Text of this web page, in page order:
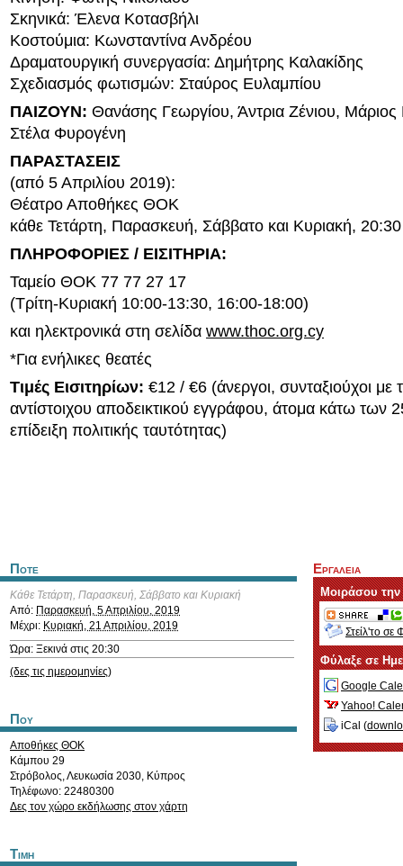
Σκηνικά: Έλενα Κοτασβήλι
Κοστούμια: Κωνσταντίνα Ανδρέου
Δραματουργική συνεργασία: Δημήτρης Καλακίδης
Σχεδιασμός φωτισμών: Σταύρος Ευλαμπίου
ΠΑΙΖΟΥΝ: Θανάσης Γεωργίου, Άντρια Ζένιου, Μάριος
Στέλα Φυρογένη
ΠΑΡΑΣΤΑΣΕΙΣ
(από 5 Απριλίου 2019):
Θέατρο Αποθήκες ΘΟΚ
κάθε Τετάρτη, Παρασκευή, Σάββατο και Κυριακή, 20:30
ΠΛΗΡΟΦΟΡΙΕΣ / ΕΙΣΙΤΗΡΙΑ:
Ταμείο ΘΟΚ 77 77 27 17
(Τρίτη-Κυριακή 10:00-13:30, 16:00-18:00)
και ηλεκτρονικά στη σελίδα www.thoc.org.cy
*Για ενήλικες θεατές
Τιμές Εισιτηρίων: €12 / €6 (άνεργοι, συνταξιούχοι με
αντίστοιχου αποδεικτικού εγγράφου, άτομα κάτω των
επίδειξη πολιτικής ταυτότητας)
Ποτε
Κάθε Τετάρτη, Παρασκευή, Σάββατο και Κυριακή
Από: Παρασκευή, 5 Απριλίου, 2019
Μέχρι: Κυριακή, 21 Απριλίου, 2019
Ώρα: Ξεκινά στις 20:30
(δες τις ημερομηνίες)
Που
Αποθήκες ΘΟΚ
Κάμπου 29
Στρόβολος,Λευκωσία 2030, Κύπρος
Τηλέφωνο: 22480300
Δες τον χώρο εκδήλωσης στον χάρτη
Τιμη
Εργαλεια
Μοιράσου
Στείλ'το σε
Φύλαξε σε
Google
Yahoo!
iCal (